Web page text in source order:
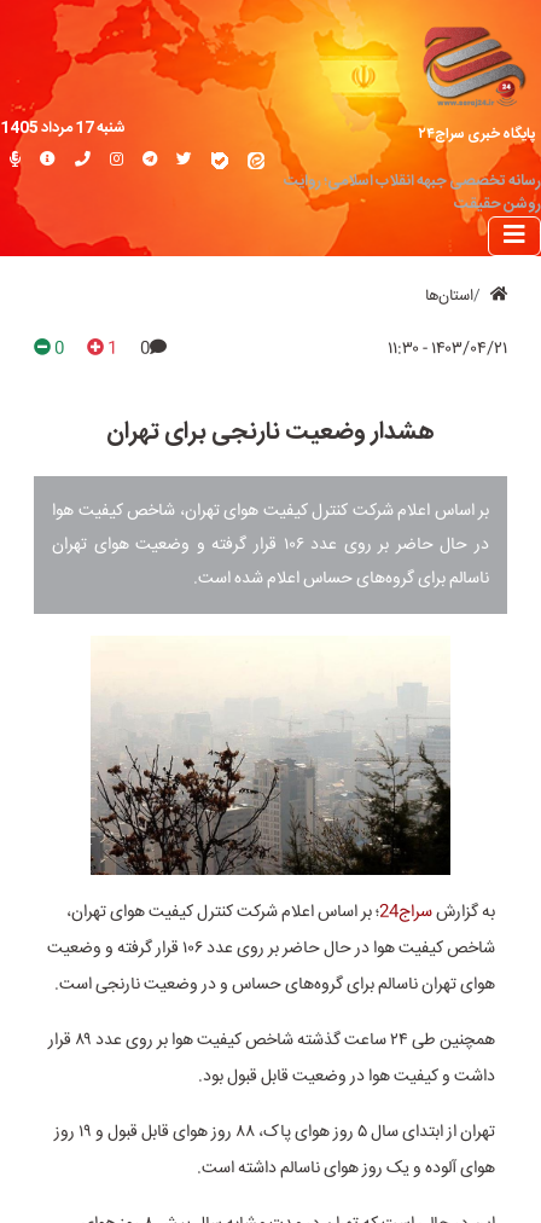
پایگاه خبری سراج۲۴
رسانه تخصصی جبهه انقلاب اسلامی؛ روایت
روشن حقیقت
شنبه 17 مرداد 1405
استان‌ها
۱۴۰۳/۰۴/۲۱ - ۱۱:۳۰ 0
1
0
هشدار وضعیت نارنجی برای تهران
بر اساس اعلام شرکت کنترل کیفیت هوای تهران، شاخص کیفیت هوا
در حال حاضر بر روی عدد ۱۰۶ قرار گرفته و وضعیت هوای تهران
ناسالم برای گروه‌های حساس اعلام شده است.
به گزارشسراج24
؛ بر اساس اعلام شرکت کنترل کیفیت هوای تهران،
شاخص کیفیت هوا در حال حاضر بر روی عدد ۱۰۶ قرار گرفته و وضعیت
هوای تهران ناسالم برای گروه‌های حساس و در وضعیت نارنجی است.
همچنین طی ۲۴ ساعت گذشته شاخص کیفیت هوا بر روی عدد ۸۹ قرار
داشت و کیفیت هوا در وضعیت قابل قبول بود.
تهران از ابتدای سال ۵ روز هوای پاک، ۸۸ روز هوای قابل قبول و ۱۹ روز
هوای آلوده و یک روز هوای ناسالم داشته است.